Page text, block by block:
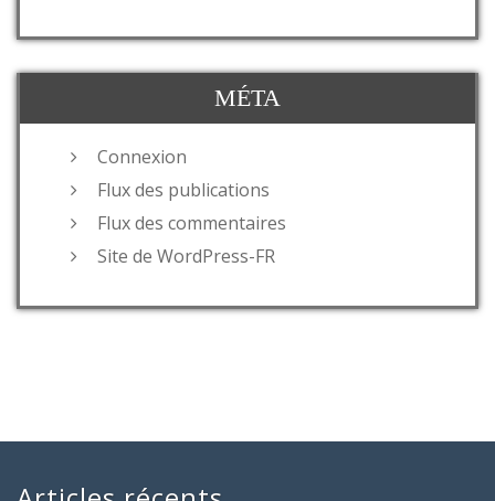
MÉTA
Connexion
Flux des publications
Flux des commentaires
Site de WordPress-FR